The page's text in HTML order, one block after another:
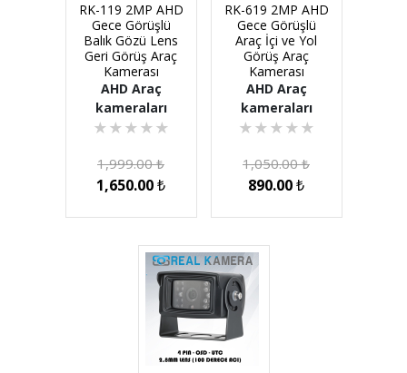
RK-119 2MP AHD
Gece Görüşlü
Balık Gözü Lens
Geri Görüş Araç
Kamerası
AHD Araç
kameraları
★ ★ ★ ★ ★
1,999.00₺
1,650.00₺
RK-619 2MP AHD
Gece Görüşlü
Araç İçi ve Yol
Görüş Araç
Kamerası
AHD Araç
kameraları
★ ★ ★ ★ ★
1,050.00₺
890.00₺